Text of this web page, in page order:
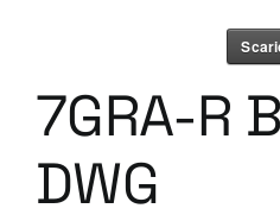
7GRA-R
DWG